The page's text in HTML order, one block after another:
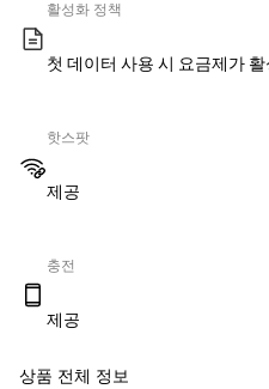
활성화 정책
첫 데이터 사용 시 요금제가
핫스팟
제공
충전
제공
상품 전체 정보